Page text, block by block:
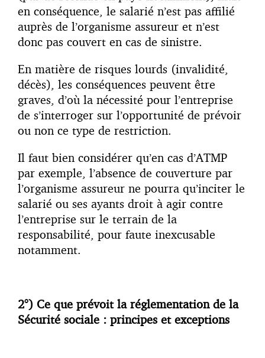
en conséquence, le salarié n’est pas affilié
auprès de l’organisme assureur et n’est
donc pas couvert en cas de sinistre.
En matière de risques lourds (invalidité,
décès), les conséquences peuvent être
graves, d’où la nécessité pour l’entreprise
de s’interroger sur l’opportunité de prévoir
ou non ce type de restriction.
Il faut bien considérer qu’en cas d’ATMP
par exemple, l’absence de couverture par
l’organisme assureur ne pourra qu’inciter le
salarié ou ses ayants droit à agir contre
l’entreprise sur le terrain de la
responsabilité, pour faute inexcusable
notamment.
2°) Ce que prévoit la réglementation de la
Sécurité sociale : principes et exceptions